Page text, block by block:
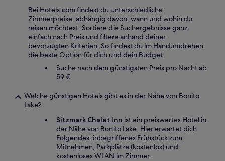
Bei Hotels.com findest du unterschiedliche
Zimmerpreise, abhängig davon, wann und wohin du
reisen möchtest. Sortiere die Suchergebnisse ganz
einfach nach Preis und filtere anhand deiner
bevorzugten Kriterien. So findest du im Handumdrehen
die beste Option für dich und dein Budget.
Suche nach dem günstigsten Preis pro Nacht ab
59 €
Welche günstigen Hotels gibt es in der Nähe von Bonito
Lake?
Sitzmark Chalet Inn ist ein preiswertes Hotel in
der Nähe von Bonito Lake. Hier erwartet dich
Folgendes: inbegriffenes Frühstück zum
Mitnehmen, Parkplätze (kostenlos) und
kostenloses WLAN im Zimmer.